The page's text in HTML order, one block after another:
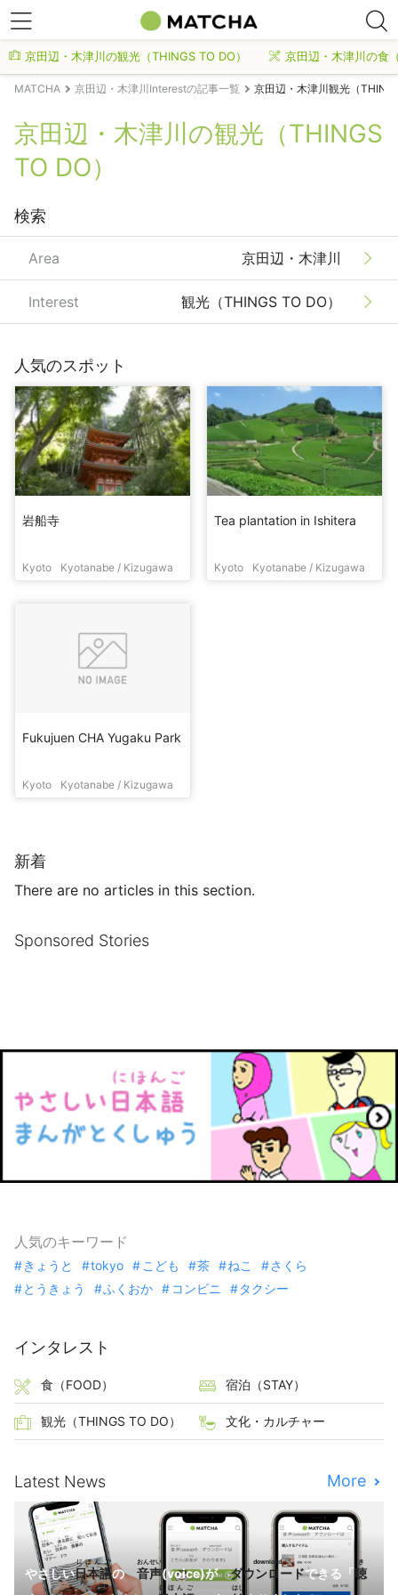
京田辺・木津川の観光（THINGS TO DO） 京田辺・木津川の食
MATCHA 京田辺・木津川Interestの記事一覧 京田辺・木津川観光（
京田辺・木津川の観光（THINGS
TO DO）
検索
Area 京田辺・木津川
Interest 観光（THINGS TO DO）
人気のスポット
岩船寺
Kyoto Kyotanabe / Kizugawa
Tea plantation in Ishitera
Kyoto Kyotanabe / Kizugawa
Fukujuen CHA Yugaku Park
Kyoto Kyotanabe / Kizugawa
新着
There are no articles in this section.
Sponsored Stories
人気のキーワード
きょうと tokyo こども 茶 ねこ
さくら
とうきょう
ふくおか コンビニ タクシー
インタレスト
食（FOOD） 宿泊（STAY）
観光（THINGS TO DO） 文化・カルチャー
Latest News More
やさしい日本語
にほんご
の音声
おんせい
(voice)がダウンロード
download
できる「聴
き
にほんご はじ